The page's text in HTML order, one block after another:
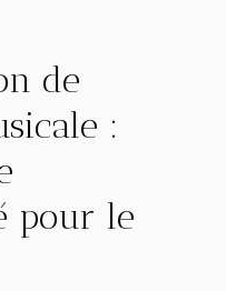
de
:
pour le